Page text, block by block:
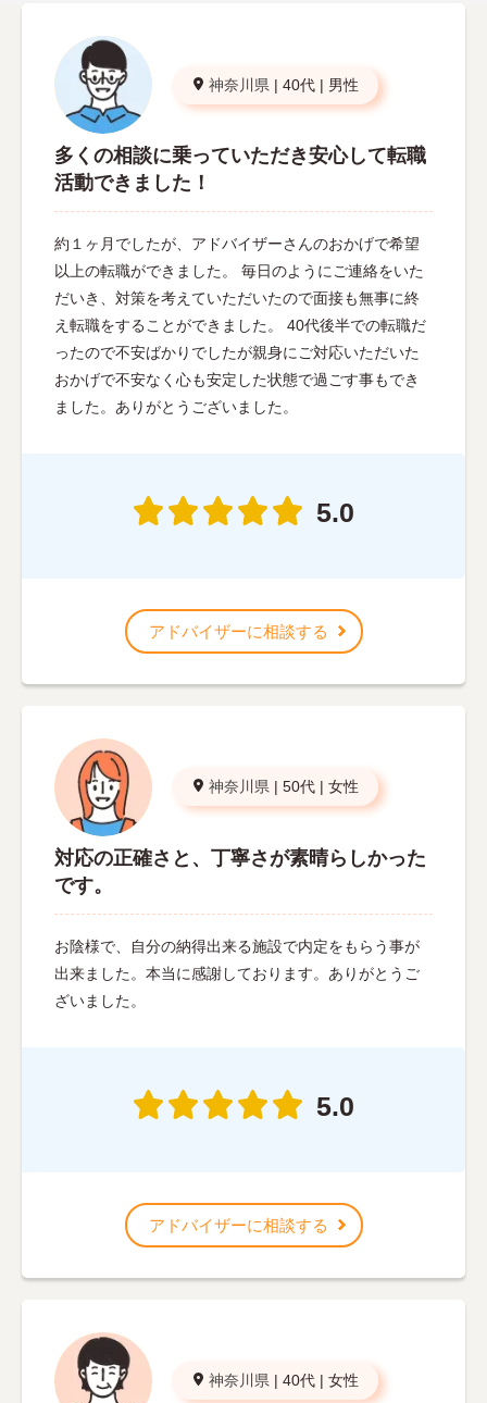
神奈川県 | 40代 | 男性
多くの相談に乗っていただき安心して転職
活動できました！
約１ヶ月でしたが、アドバイザーさんのおかげで希望
以上の転職ができました。 毎日のようにご連絡をいた
だいき、対策を考えていただいたので面接も無事に終
え転職をすることができました。 40代後半での転職だ
ったので不安ばかりでしたが親身にご対応いただいた
おかげで不安なく心も安定した状態で過ごす事もでき
ました。ありがとうございました。
5.0
アドバイザーに相談する
神奈川県 | 50代 | 女性
対応の正確さと、丁寧さが素晴らしかった
です。
お陰様で、自分の納得出来る施設で内定をもらう事が
出来ました。本当に感謝しております。ありがとうご
ざいました。
5.0
アドバイザーに相談する
神奈川県 | 40代 | 女性